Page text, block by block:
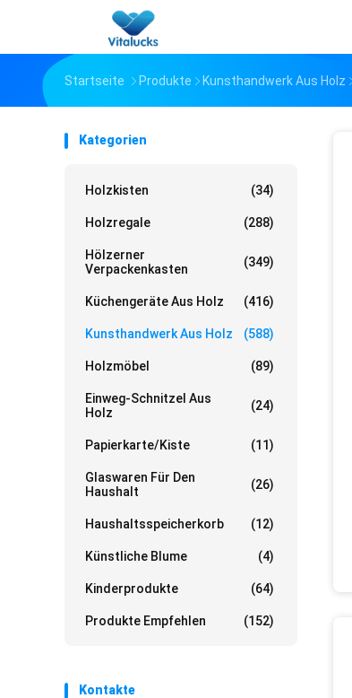
Startseite Produkte Kunsthandwerk Aus Holz
Kategorien
Holzkisten (34)
Holzregale (288)
Hölzerner
Verpackenkasten
(349)
Küchengeräte Aus Holz (416)
Kunsthandwerk Aus Holz (588)
Holzmöbel (89)
Einweg-Schnitzel Aus
Holz
(24)
Papierkarte/Kiste (11)
Glaswaren Für Den
Haushalt
(26)
Haushaltsspeicherkorb (12)
Künstliche Blume (4)
Kinderprodukte (64)
Produkte Empfehlen (152)
Kontakte